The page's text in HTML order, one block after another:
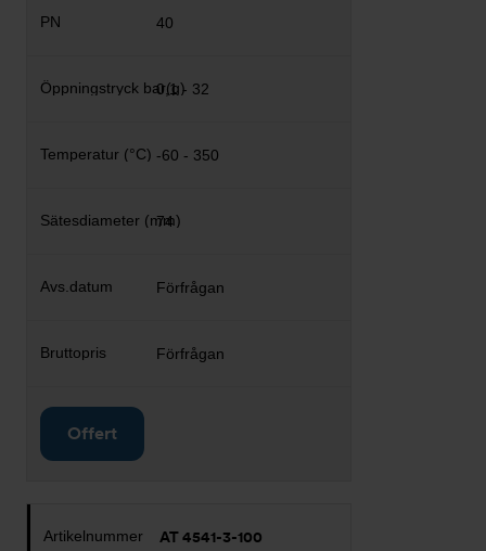
40
0,1 - 32
-60 - 350
74
Förfrågan
Förfrågan
Offert
AT 4541-3-100